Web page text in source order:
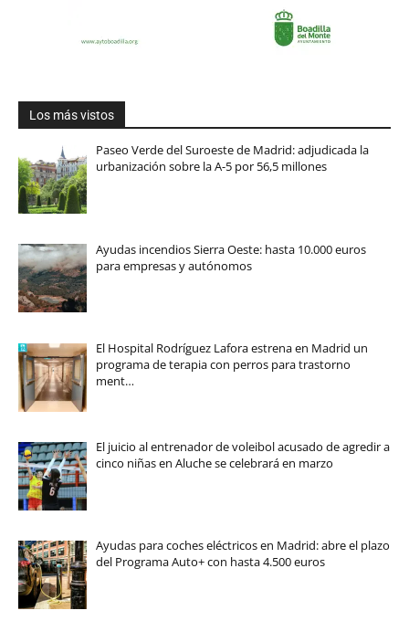
Los más vistos
Paseo Verde del Suroeste de Madrid: adjudicada la
urbanización sobre la A-5 por 56,5 millones
Ayudas incendios Sierra Oeste: hasta 10.000 euros
para empresas y autónomos
El Hospital Rodríguez Lafora estrena en Madrid un
programa de terapia con perros para trastorno
ment…
El juicio al entrenador de voleibol acusado de agredir a
cinco niñas en Aluche se celebrará en marzo
Ayudas para coches eléctricos en Madrid: abre el plazo
del Programa Auto+ con hasta 4.500 euros